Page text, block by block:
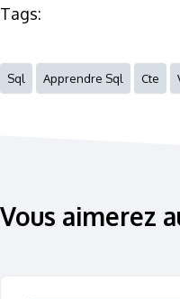
Tags:
Sql Apprendre Sql Cte
Vous aimerez